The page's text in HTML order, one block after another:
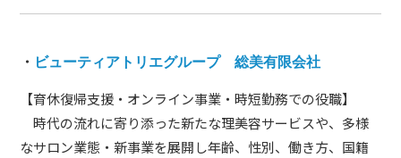
・ ビューティアトリエグループ 総美有限会社
【育休復帰支援・オンライン事業・時短勤務での役職】
時代の流れに寄り添った新たな理美容サービスや、多様
なサロン業態・新事業を展開し年齢、性別、働き方、国籍